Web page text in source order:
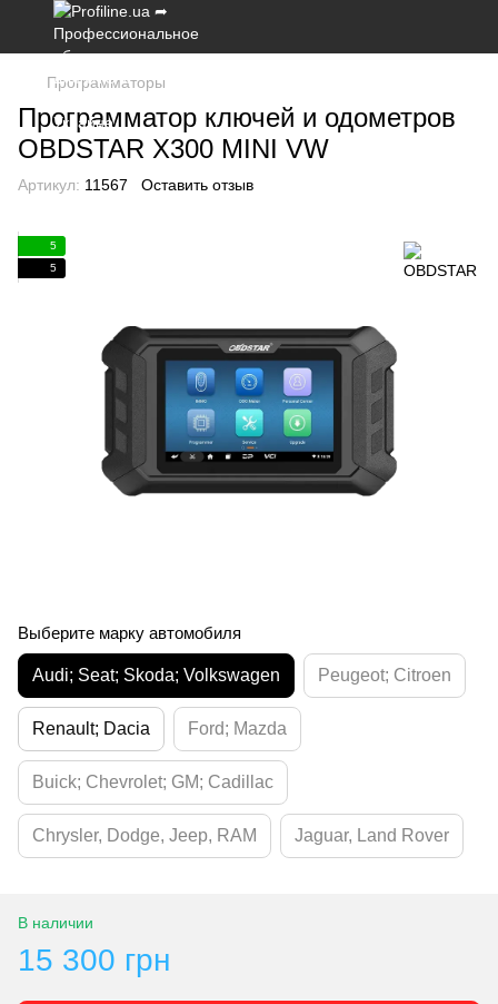
Программаторы
Программатор ключей и одометров
OBDSTAR X300 MINI VW
Артикул: 11567 Оставить отзыв
5
5
Выберите марку автомобиля
Audi; Seat; Skoda; Volkswagen Peugeot; Citroen
Renault; Dacia Ford; Mazda
Buick; Chevrolet; GM; Cadillac
Chrysler, Dodge, Jeep, RAM Jaguar, Land Rover
В наличии
15 300 грн